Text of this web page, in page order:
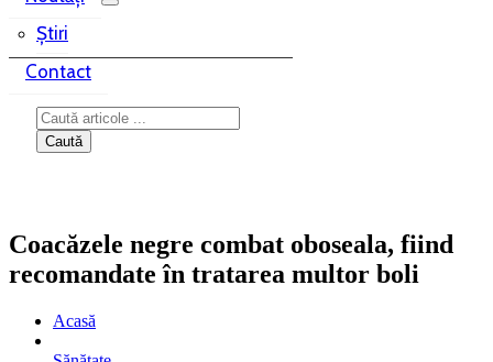
Știri
Contact
Coacăzele negre combat oboseala, fiind
recomandate în tratarea multor boli
Acasă